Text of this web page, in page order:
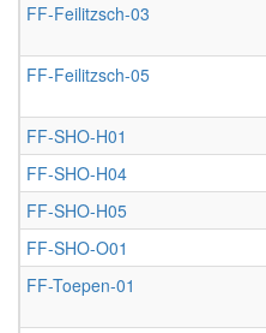
FF-Feilitzsch-03
FF-Feilitzsch-05
FF-SHO-H01
FF-SHO-H04
FF-SHO-H05
FF-SHO-O01
FF-Toepen-01